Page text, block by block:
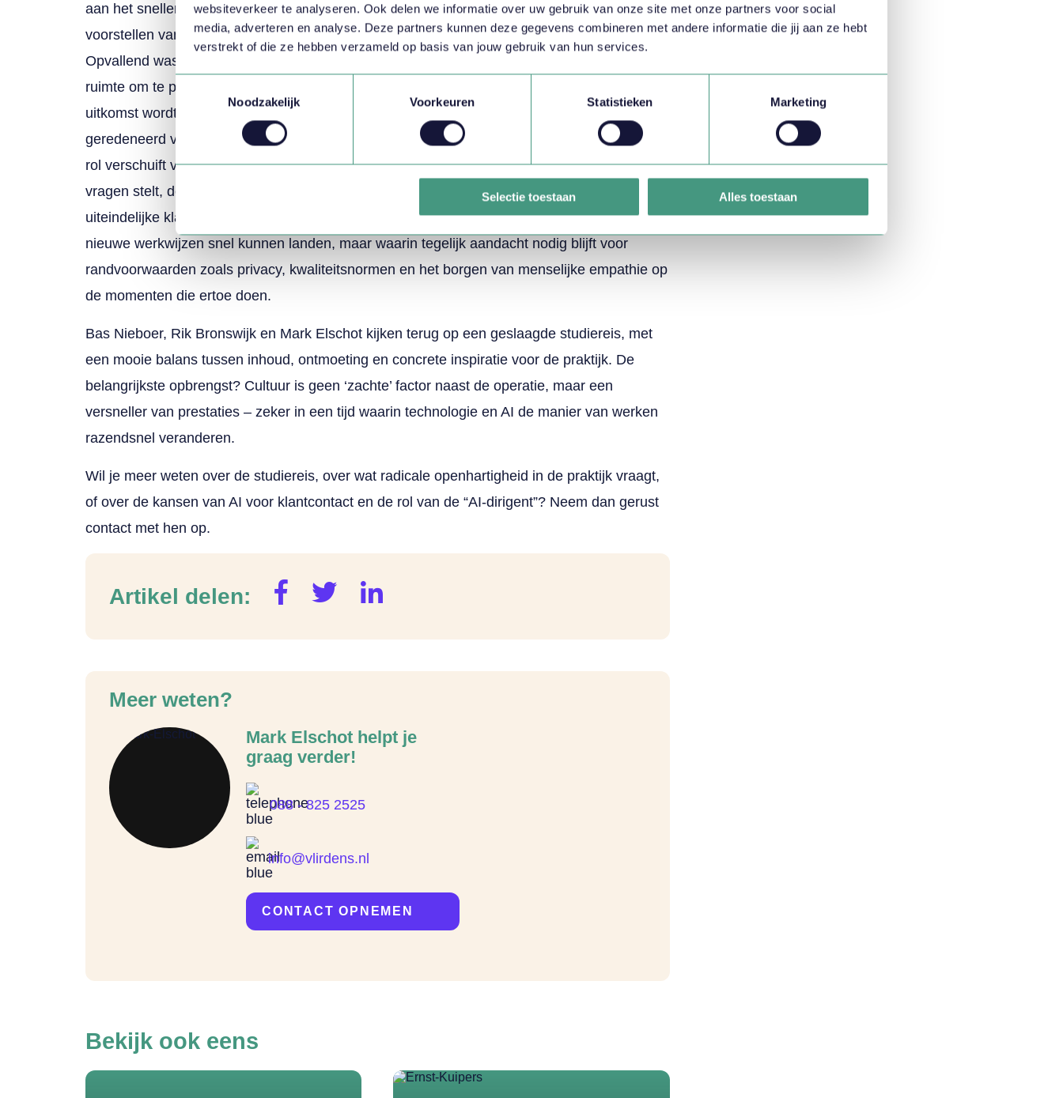
websiteverkeer te analyseren. Ook delen we informatie over uw gebruik van onze site met onze partners voor social
media, adverteren en analyse. Deze partners kunnen deze gegevens combineren met andere informatie die jij aan ze hebt
verstrekt of die ze hebben verzameld op basis van jouw gebruik van hun services.
Toestemmingsselectie
Noodzakelijk
Voorkeuren Statistieken Marketing
Selectie toestaan Alles toestaan
aan het sneller samenvatten van klantvragen, het ondersteunen van kennisartikelen, het
voorstellen van vervolgstappen of het signaleren van patronen in terugkerende issues.
Opvallend was dat experimenteren niet beperkt is tot een klein innovatieteam. Iedereen krijgt
ruimte om te proberen, van directeur tot klantadviseur, zolang er maar geleerd wordt en de
uitkomst wordt gedeeld. Dat maakt de drempel laag en de leercurve steil. Er wordt
geredeneerd vanuit de overtuiging dat banen niet zozeer verdwijnen, maar veranderen. De
rol verschuift van klantcontactadviseur naar een soort AI-dirigent: iemand die de juiste
vragen stelt, de output beoordeelt, nuance aanbrengt en verantwoordelijkheid neemt voor de
uiteindelijke klantbeleving. Daarmee ontstaat een continu veranderende organisatie waarin
nieuwe werkwijzen snel kunnen landen, maar waarin tegelijk aandacht nodig blijft voor
randvoorwaarden zoals privacy, kwaliteitsnormen en het borgen van menselijke empathie op
de momenten die ertoe doen.
Bas Nieboer, Rik Bronswijk en Mark Elschot kijken terug op een geslaagde studiereis, met
een mooie balans tussen inhoud, ontmoeting en concrete inspiratie voor de praktijk. De
belangrijkste opbrengst? Cultuur is geen ‘zachte’ factor naast de operatie, maar een
versneller van prestaties – zeker in een tijd waarin technologie en AI de manier van werken
razendsnel veranderen.
Wil je meer weten over de studiereis, over wat radicale openhartigheid in de praktijk vraagt,
of over de kansen van AI voor klantcontact en de rol van de “AI-dirigent”? Neem dan gerust
contact met hen op.
Artikel delen:
Meer weten?
Mark Elschot helpt je
graag verder!
088 - 825 2525
info@vlirdens.nl
CONTACT OPNEMEN
Bekijk ook eens